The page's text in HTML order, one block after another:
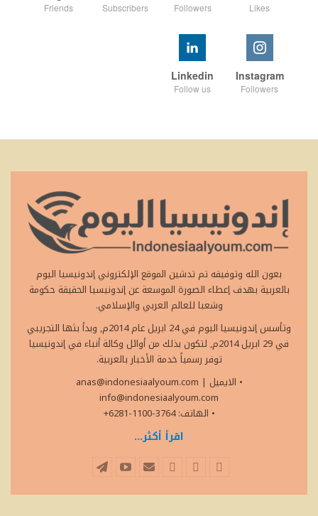
Likes
Followers
Subscribers
Friends
Instagram
Followers
Linkedin
Follow us
بعون الله وتوفيقه تم تدشين الموقع الإلكتروني إندونيسيا اليوم
بالعربية بهدف إعطاء الصورة الموسعة عن إندونيسيا الحقيقة حكومة
وشعبا للعالم العربي والإسلامي.
وتأسس إندونيسيا اليوم في 24 ابريل عام 2014م, وبدأ بثها التجريبي
في 29 ابريل 2014م, لتكون بذلك من أوائل وكالة أنباء في إندونيسيا
توفر رسمياً خدمة الأخبار بالعربية.
• الايميل
anas@indonesiaalyoum.com |
info@indonesiaalyoum.com
• الهاتف: 3764-1100-6281+
اقرأ أكثر...